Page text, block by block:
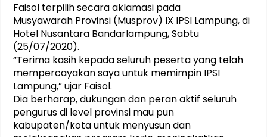
Faisol terpilih secara aklamasi pada
Musyawarah Provinsi (Musprov) IX IPSI Lampung, di
Hotel Nusantara Bandarlampung, Sabtu
(25/07/2020).
“Terima kasih kepada seluruh peserta yang telah
mempercayakan saya untuk memimpin IPSI
Lampung,” ujar Faisol.
Dia berharap, dukungan dan peran aktif seluruh
pengurus di level provinsi mau pun
kabupaten/kota untuk menyusun dan